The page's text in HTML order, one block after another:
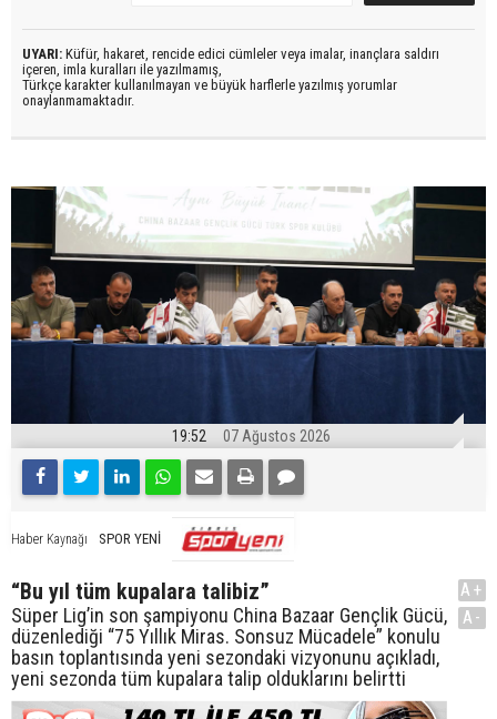
UYARI: Küfür, hakaret, rencide edici cümleler veya imalar, inançlara saldırı
içeren, imla kuralları ile yazılmamış,
Türkçe karakter kullanılmayan ve büyük harflerle yazılmış yorumlar
onaylanmamaktadır.
19:52 07 Ağustos 2026
Haber Kaynağı SPOR YENİ
“Bu yıl tüm kupalara talibiz”
Süper Lig’in son şampiyonu China Bazaar Gençlik Gücü,
düzenlediği “75 Yıllık Miras. Sonsuz Mücadele” konulu
basın toplantısında yeni sezondaki vizyonunu açıkladı,
yeni sezonda tüm kupalara talip olduklarını belirtti
A+
A-